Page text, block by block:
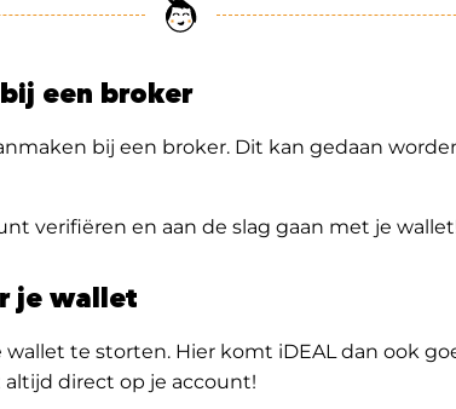
een broker
bij een broker. Dit kan gedaan
verifiëren en aan de slag gaan met je
je wallet
te storten. Hier komt iDEAL dan ook
direct op je account!